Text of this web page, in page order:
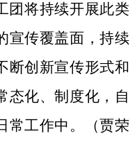
团将持续开展此类
宣传覆盖面，持续
断创新宣传形式和
态化、制度化，自
常工作中。（贾荣